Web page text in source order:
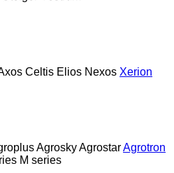
Celtis Elios Nexos Xerion
AgroskyAgrostarAgrotron
M series